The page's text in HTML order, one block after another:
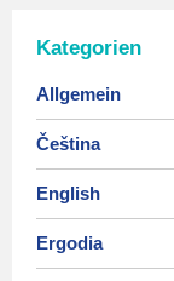
Kategorien
Allgemein
Čeština
English
Ergodia